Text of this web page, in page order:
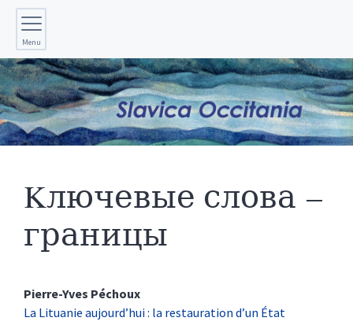
Menu
Kлючевые слова –
границы
Pierre-Yves Péchoux
La Lituanie aujourd’hui : la restauration d’un État